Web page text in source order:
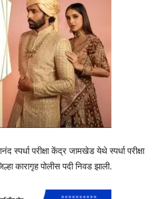
स्पर्धा परीक्षा केंद्र जामखेड येथे स्पर्धा परीक्षा
कारागृह पोलीस पदी निवड झाली.